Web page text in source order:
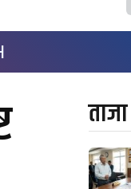
ताजा